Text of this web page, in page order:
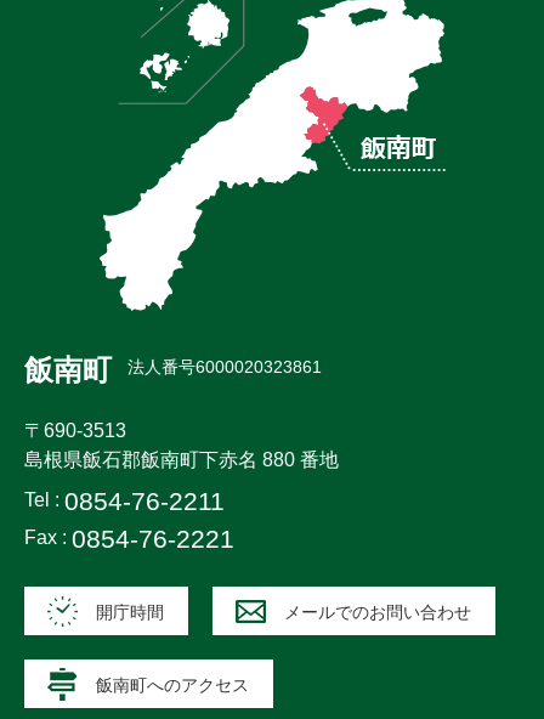
飯南町 法人番号6000020323861
〒690-3513
島根県飯石郡飯南町下赤名 880 番地
Tel : 0854-76-2211
Fax : 0854-76-2221
開庁時間 メールでのお問い合わせ
飯南町へのアクセス